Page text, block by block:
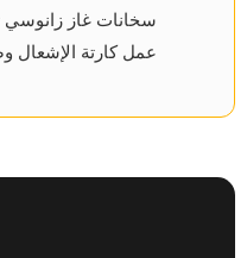
سخانات غاز زانوسي
عمل كارتة الإشعال